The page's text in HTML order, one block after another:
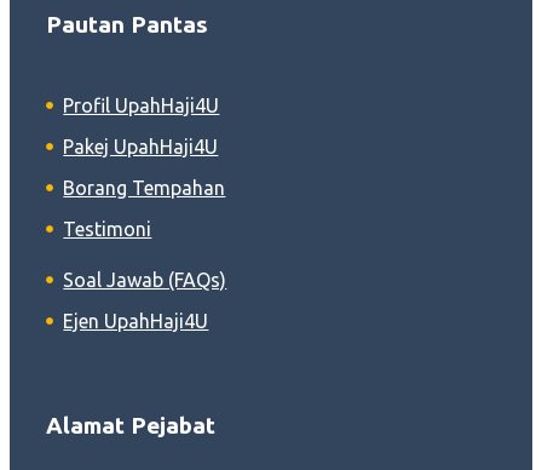
Pautan Pantas
Profil UpahHaji4U
Pakej UpahHaji4U
Borang Tempahan
Testimoni
Soal Jawab (FAQs)
Ejen UpahHaji4U
Alamat Pejabat